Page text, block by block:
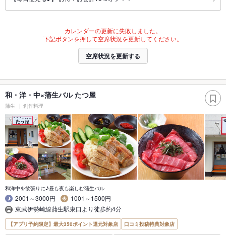
カレンダーの更新に失敗しました。
下記ボタンを押して空席状況を更新してください。
空席状況を更新する
和・洋・中×蒲生バル たつ屋
蒲生 創作料理
和洋中を欲張りに♪昼も夜も楽しむ蒲生バル
2001～3000円
1001～1500円
東武伊勢崎線蒲生駅東口より徒歩約4分
【アプリ予約限定】最大350ポイント還元対象店 口コミ投稿特典対象店